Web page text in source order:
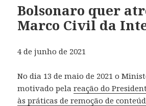
Bolsonaro quer
Marco Civil da
4 de junho de 2021
No dia 13 de maio de 2021 o
motivado pelareação do
às práticas de remoção de